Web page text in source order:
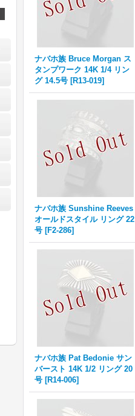
ナバホ族 Bruce Morgan ス
タンプワーク 14K 1/4 リン
グ 14.5号 [R13-019]
ナバホ族 Sunshine Reeves
オールドスタイル リング 22
号 [F2-286]
ナバホ族 Pat Bedonie サン
バースト 14K 1/2 リング 20
号 [R14-006]